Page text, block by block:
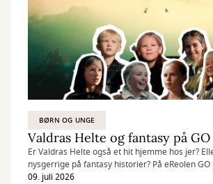
BØRN OG UNGE
Valdras Helte og fantasy på GO
Er Valdras Helte også et hit hjemme hos jer?
nysgerrige på fantasy historier? På eReolen
et bredt udvalg af både ebøger og lydbøger,
09. juli 2026